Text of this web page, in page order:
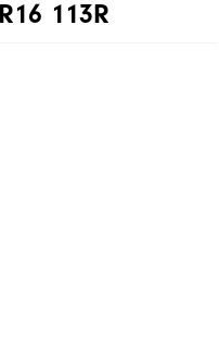
113R